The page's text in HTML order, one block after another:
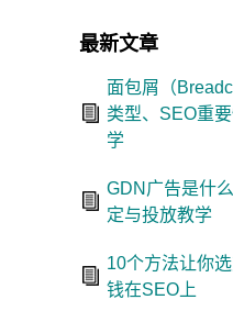
最新文章
面包屑（
类型、SEO重
学
GDN广告是什
定与投放教学
10个方法让你
钱在SEO上